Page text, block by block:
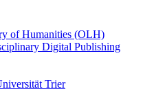
of Humanities (OLH)
Digital Publishing
Trier